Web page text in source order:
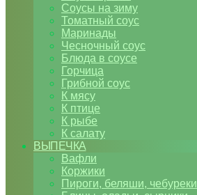
Соусы на зиму
Томатный соус
Маринады
Чесночный соус
Блюда в соусе
Горчица
Грибной соус
К мясу
К птице
К рыбе
К салату
ВЫПЕЧКА
Вафли
Коржики
Пироги, беляши, чебуреки